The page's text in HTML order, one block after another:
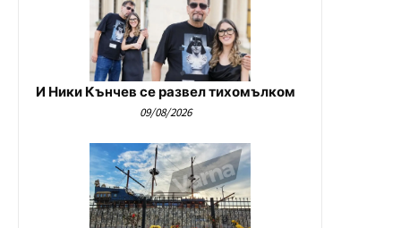
И Ники Кънчев се развел тихомълком
09/08/2026